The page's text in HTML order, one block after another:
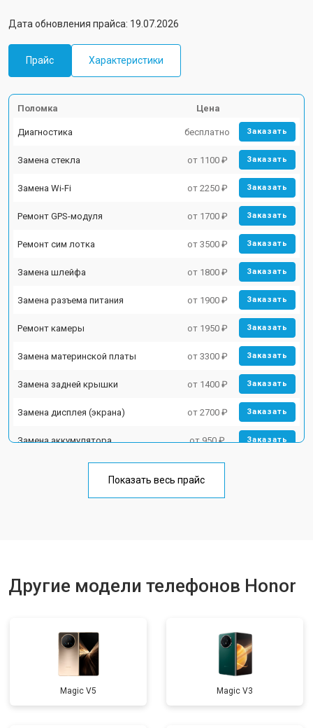
Дата обновления прайса: 19.07.2026
Прайс Характеристики
Поломка Цена
Диагностика бесплатно Заказать
Замена стекла от 1100 ₽ Заказать
Замена Wi-Fi от 2250 ₽ Заказать
Ремонт GPS-модуля от 1700 ₽ Заказать
Ремонт сим лотка от 3500 ₽ Заказать
Замена шлейфа от 1800 ₽ Заказать
Замена разъема питания от 1900 ₽ Заказать
Ремонт камеры от 1950 ₽ Заказать
Замена материнской платы от 3300 ₽ Заказать
Замена задней крышки от 1400 ₽ Заказать
Замена дисплея (экрана) от 2700 ₽ Заказать
Замена аккумулятора от 950 ₽ Заказать
Ремонт цепи питания от 3200 ₽
Показать весь прайс
Другие модели телефонов Honor
Magic V5 Magic V3